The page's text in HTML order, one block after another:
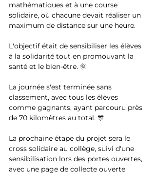
mathématiques et à une course
solidaire, où chacune devait réaliser un
maximum de distance sur une heure.
L'objectif était de sensibiliser les élèves
à la solidarité tout en promouvant la
santé et le bien-être. 🌞
La journée s'est terminée sans
classement, avec tous les élèves
comme gagnants, ayant parcouru près
de 70 kilomètres au total. 🎊
La prochaine étape du projet sera le
cross solidaire au collège, suivi d'une
sensibilisation lors des portes ouvertes,
avec une page de collecte ouverte